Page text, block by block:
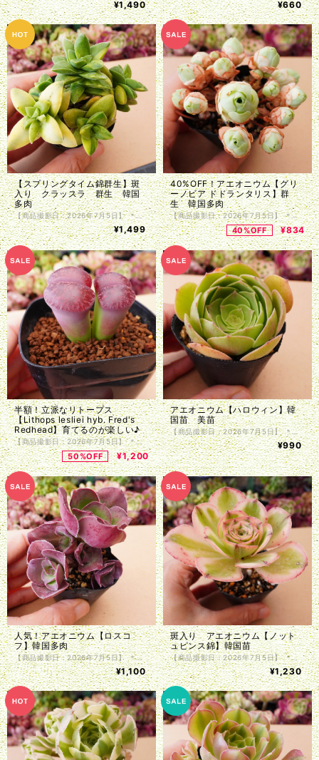
¥1,490 ¥660
【スプリングタイム錦群生】斑
入り クラッスラ 群生 韓国
多肉
【商品撮影日：2026年7月5日】 ＊韓国仕入れ ＊植物サイズは写真をご参照くださいませ。 ＊商品は抜き苗で植物のみお届け致します。入荷時に根の処理を行っているため、発根前のものや微根のものがございます。カット苗とお考え下さい。 ＊単頭ではない個体につきましては分離してしまう事もございます。植物はお届けまでの間に多少の色の変化・形状の変化がある場合がございます。写真撮影をした植物の現物販売となります。
¥1,499
40%OFF！アエオニウム【グリ
ーノビア ドドランタリス】群
生 韓国多肉
【商品撮影日：2026年7月5日】 ＊韓国仕入れ ＊植物サイズは写真をご参照くださいませ。 ＊商品は抜き苗で植物のみお届け致します。入荷時に根の処理を行っているため、発根前のものや微根のものがございます。カット苗とお考え下さい。 ＊単頭ではない個体につきましては分離してしまう事もございます。植物はお届けまでの間に多少の色の変化・形状の変化がある場合がございます。写真撮影をした植物の現物販売となります。
40%OFF ¥834
半額！立派なリトープス
【Lithops lesliei hyb. Fred's
Redhead】育てるのが楽しい♪
【商品撮影日：2026年7月5日】 ＊国内仕入れ ＊宅急便（ヤマト便、ゆうパック）ご利用のお客様は鉢付きでのお届けも可能です。ご注文時に希望欄にその旨ご記入ください。 ＊第四種郵便（速達四種、特定記録付き四種）でのお届けの場合、抜き苗で植物のみお届け致します。 ＊植物サイズは写真をご参照くださいませ。 ＊単頭ではない個体につきましては分離してしまう事もございます。植物はお届けまでの間に多少の色の変化・形状の変化がある場合がございます。写真撮影をした植物の現物販売となります。
50%OFF ¥1,200
アエオニウム【ハロウィン】韓
国苗 美苗
【商品撮影日：2026年7月5日】 ＊韓国仕入れ ＊植物サイズは写真をご参照くださいませ。 ＊商品は抜き苗で植物のみお届け致します。入荷時に根の処理を行っているため、発根前のものや微根のものがございます。カット苗とお考え下さい。 ＊単頭ではない個体につきましては分離してしまう事もございます。植物はお届けまでの間に多少の色の変化・形状の変化がある場合がございます。写真撮影をした植物の現物販売となります。
¥990
人気！アエオニウム【ロスコ
フ】韓国多肉
【商品撮影日：2026年7月5日】 ＊韓国仕入れ ＊植物サイズは写真をご参照くださいませ。 ＊商品は抜き苗で植物のみお届け致します。入荷時に根の処理を行っているため、発根前のものや微根のものがございます。カット苗とお考え下さい。 ＊単頭ではない個体につきましては分離してしまう事もございます。植物はお届けまでの間に多少の色の変化・形状の変化がある場合がございます。写真撮影をした植物の現物販売となります。
¥1,100
斑入り アエオニウム【ノット
ュピンス錦】韓国苗
【商品撮影日：2026年7月5日】 ＊韓国仕入れ ＊植物サイズは写真をご参照くださいませ。 ＊商品は抜き苗で植物のみお届け致します。入荷時に根の処理を行っているため、発根前のものや微根のものがございます。カット苗とお考え下さい。 ＊単頭ではない個体につきましては分離してしまう事もございます。植物はお届けまでの間に多少の色の変化・形状の変化がある場合がございます。写真撮影をした植物の現物販売となります。
¥1,230